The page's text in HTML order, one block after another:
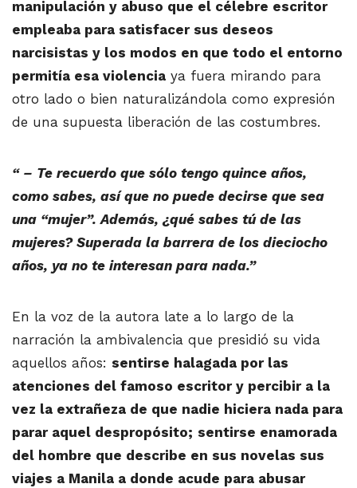
manipulación y abuso que el célebre escritor
empleaba para satisfacer sus deseos
narcisistas y los modos en que todo el entorno
permitía esa violencia ya fuera mirando para
otro lado o bien naturalizándola como expresión
de una supuesta liberación de las costumbres.
“ – Te recuerdo que sólo tengo quince años,
como sabes, así que no puede decirse que sea
una “mujer”. Además, ¿qué sabes tú de las
mujeres? Superada la barrera de los dieciocho
años, ya no te interesan para nada.”
En la voz de la autora late a lo largo de la
narración la ambivalencia que presidió su vida
aquellos años: sentirse halagada por las
atenciones del famoso escritor y percibir a la
vez la extrañeza de que nadie hiciera nada para
parar aquel despropósito; sentirse enamorada
del hombre que describe en sus novelas sus
viajes a Manila a donde acude para abusar